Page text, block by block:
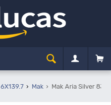
6X139.7 Mak Mak Aria Silver 8J x